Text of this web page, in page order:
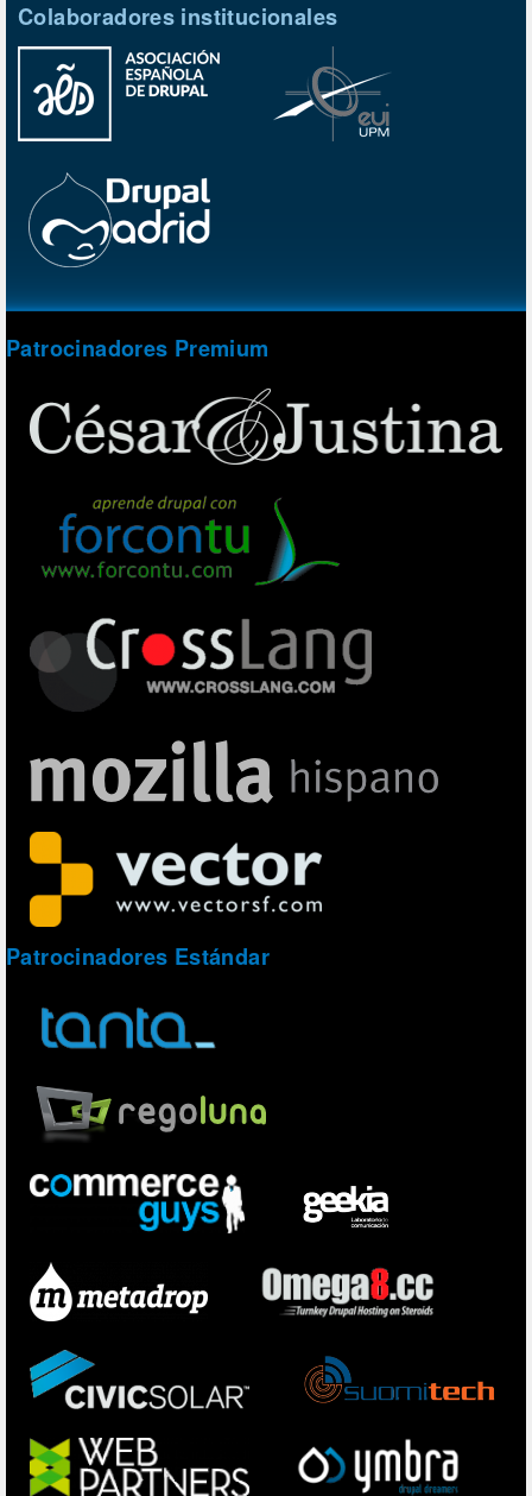
Colaboradores institucionales
Patrocinadores Premium
Patrocinadores Estándar